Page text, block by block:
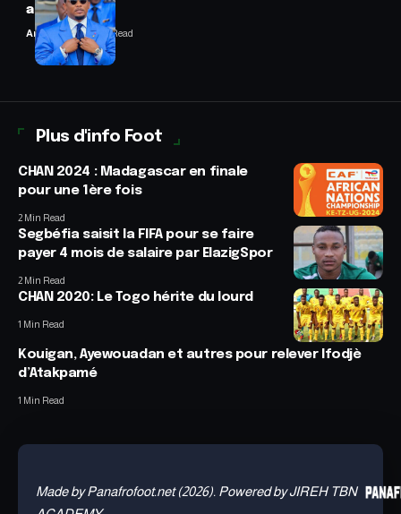
annulées
Anselme AVI2 Min Read
Plus d'info Foot
CHAN 2024 : Madagascar en finale
pour une 1ère fois
2 Min Read
Segbéfia saisit la FIFA pour se faire
payer 4 mois de salaire par ElazigSpor
2 Min Read
CHAN 2020: Le Togo hérite du lourd
1 Min Read
Kouigan, Ayewouadan et autres pour relever Ifodjè
d’Atakpamé
1 Min Read
Made by Panafrofoot.net (2026). Powered by JIREH TBN